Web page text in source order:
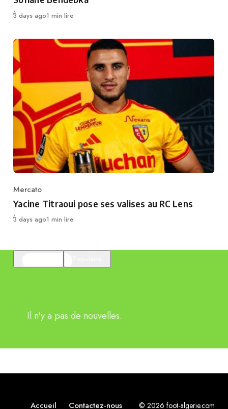
Publié
3 days ago1 min lire
Category
Mercato
Yacine Titraoui pose ses valises au RC Lens
Publié
3 days ago1 min lire
Il n'y a pas de nouvelles.
Accueil Contactez-nous © 2026 foot-algerie.com